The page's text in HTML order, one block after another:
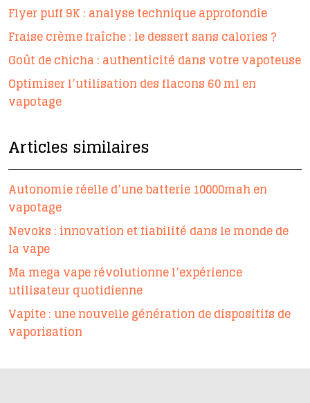
Flyer puff 9K : analyse technique approfondie
Fraise crème fraîche : le dessert sans calories ?
Goût de chicha : authenticité dans votre vapoteuse
Optimiser l’utilisation des flacons 60 ml en
vapotage
Articles similaires
Autonomie réelle d’une batterie 10000mah en
vapotage
Nevoks : innovation et fiabilité dans le monde de
la vape
Ma mega vape révolutionne l’expérience
utilisateur quotidienne
Vapite : une nouvelle génération de dispositifs de
vaporisation